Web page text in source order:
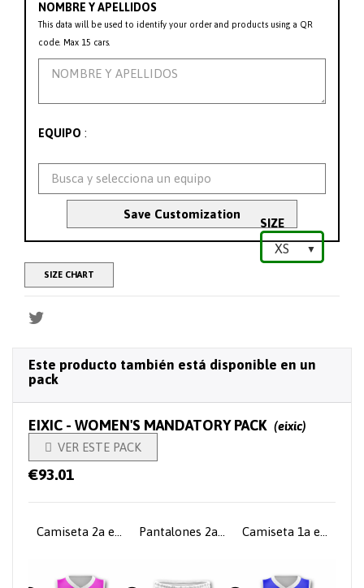
NOMBRE Y APELLIDOS
This data will be used to identify your order and products using a QR
code. Max 15 cars.
EQUIPO :
Save Customization
SIZE
SIZE CHART
Este producto también está disponible en un
pack
EIXIC - WOMEN'S MANDATORY PACK (eixic)
 VER ESTE PACK
€93.01